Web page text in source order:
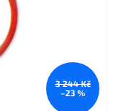
3 244 Kč
–23 %